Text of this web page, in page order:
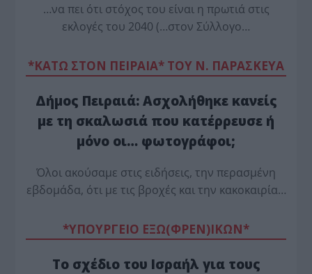
…να πει ότι στόχος του είναι η πρωτιά στις
εκλογές του 2040 (…στον Σύλλογο…
*ΚΑΤΩ ΣΤΟΝ ΠΕΙΡΑΙΑ* ΤΟΥ Ν. ΠΑΡΑΣΚΕΥΑ
Δήμος Πειραιά: Ασχολήθηκε κανείς
με τη σκαλωσιά που κατέρρευσε ή
μόνο οι… φωτογράφοι;
Όλοι ακούσαμε στις ειδήσεις, την περασμένη
εβδομάδα, ότι με τις βροχές και την κακοκαιρία…
*ΥΠΟΥΡΓΕΙΟ ΕΞΩ(ΦΡΕΝ)ΙΚΩΝ*
Το σχέδιο του Ισραήλ για τους